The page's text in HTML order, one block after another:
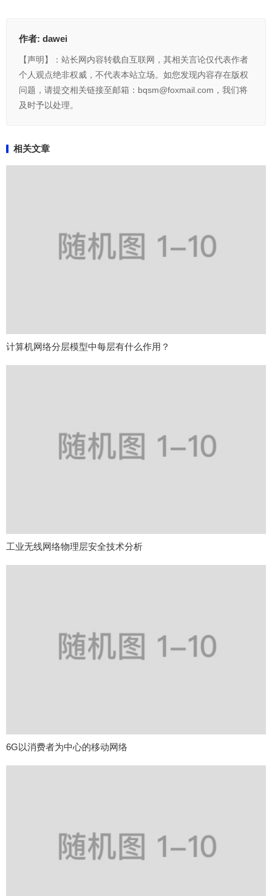
作者: dawei
【声明】：站长网内容转载自互联网，其相关言论仅代表作者
个人观点绝非权威，不代表本站立场。如您发现内容存在版权
问题，请提交相关链接至邮箱：bqsm@foxmail.com，我们将
及时予以处理。
相关文章
计算机网络分层模型中每层有什么作用？
工业无线网络物理层安全技术分析
6G以消费者为中心的移动网络